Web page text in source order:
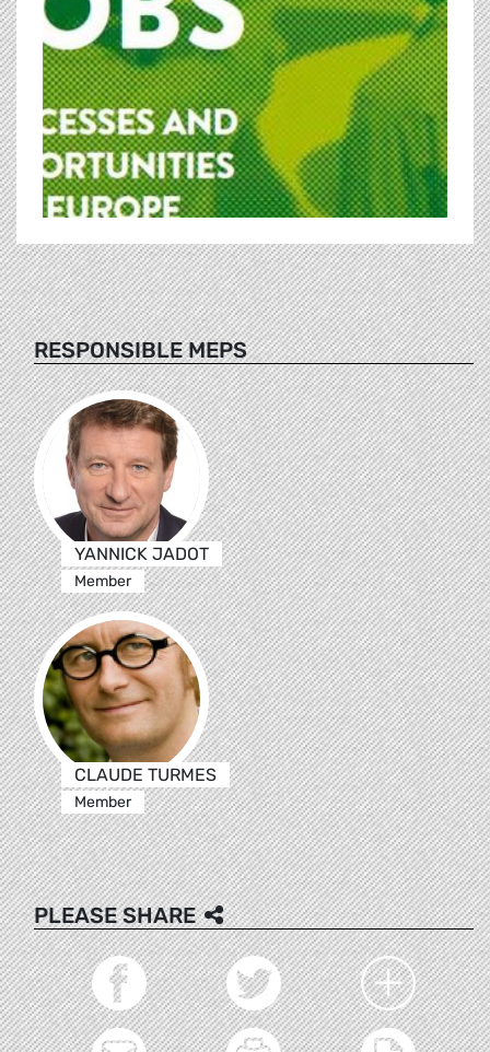
RESPONSIBLE MEPS
YANNICK JADOT
Member
CLAUDE TURMES
Member
PLEASE SHARE